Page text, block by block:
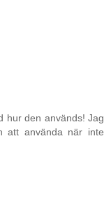
hur den används! Jag
att använda när inte